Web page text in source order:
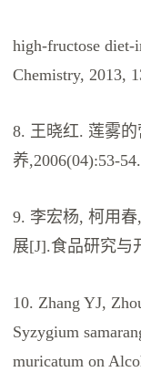
high-fructose diet-
Chemistry, 2013,
8. 王晓红. 莲雾
养,2006(04):53-54.
9. 李宏杨, 柯用
展[J].食品研究与
10. Zhang YJ,
Syzygium
muricatum on